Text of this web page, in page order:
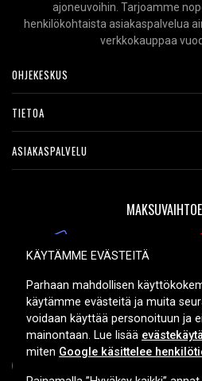
ajoneuvoihin. Tarjoamme
henkilökohtaista asiakaspalvelua
verkkokauppaa
OHJEKESKUS
TIETOA
ASIAKASPALVELU
KÄYTÄMME EVÄSTEITÄ
Parhaan mahdollisen
käytämme evästeitä ja muita
voidaan käyttää personoituun ja
mainontaan. Lue lisää
miten Google käsittelee